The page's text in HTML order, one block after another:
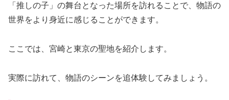
「推しの子」の舞台となった場所を訪れることで、物語の
世界をより身近に感じることができます。
ここでは、宮崎と東京の聖地を紹介します。
実際に訪れて、物語のシーンを追体験してみましょう。